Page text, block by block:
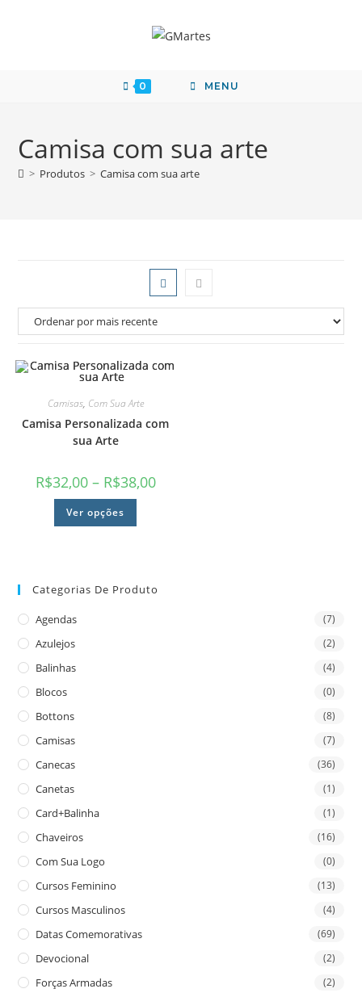
0 MENU
Camisa com sua arte
> Produtos > Camisa com sua arte
Camisas, Com Sua Arte
Camisa Personalizada com
sua Arte
R$32,00 – R$38,00
Ver opções
Categorias De Produto
Agendas (7)
Azulejos (2)
Balinhas (4)
Blocos (0)
Bottons (8)
Camisas (7)
Canecas (36)
Canetas (1)
Card+Balinha (1)
Chaveiros (16)
Com Sua Logo (0)
Cursos Feminino (13)
Cursos Masculinos (4)
Datas Comemorativas (69)
Devocional (2)
Forças Armadas (2)